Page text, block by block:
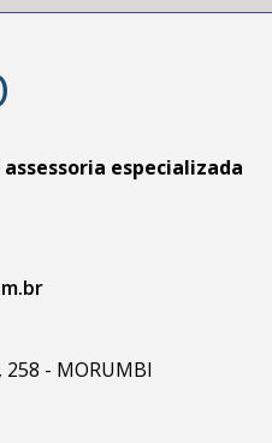
assessoria especializada
258 - MORUMBI